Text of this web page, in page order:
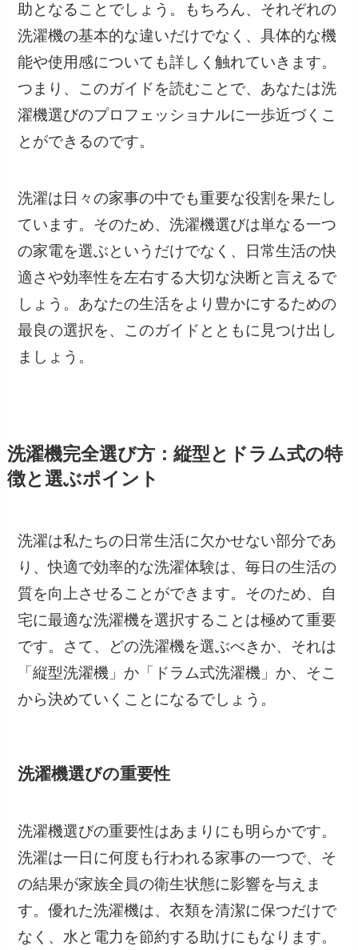
助となることでしょう。もちろん、それぞれの
洗濯機の基本的な違いだけでなく、具体的な機
能や使用感についても詳しく触れていきます。
つまり、このガイドを読むことで、あなたは洗
濯機選びのプロフェッショナルに一歩近づくこ
とができるのです。
洗濯は日々の家事の中でも重要な役割を果たし
ています。そのため、洗濯機選びは単なる一つ
の家電を選ぶというだけでなく、日常生活の快
適さや効率性を左右する大切な決断と言えるで
しょう。あなたの生活をより豊かにするための
最良の選択を、このガイドとともに見つけ出し
ましょう。
洗濯機完全選び方：縦型とドラム式の特
徴と選ぶポイント
洗濯は私たちの日常生活に欠かせない部分であ
り、快適で効率的な洗濯体験は、毎日の生活の
質を向上させることができます。そのため、自
宅に最適な洗濯機を選択することは極めて重要
です。さて、どの洗濯機を選ぶべきか、それは
「縦型洗濯機」か「ドラム式洗濯機」か、そこ
から決めていくことになるでしょう。
洗濯機選びの重要性
洗濯機選びの重要性はあまりにも明らかです。
洗濯は一日に何度も行われる家事の一つで、そ
の結果が家族全員の衛生状態に影響を与えま
す。優れた洗濯機は、衣類を清潔に保つだけで
なく、水と電力を節約する助けにもなります。